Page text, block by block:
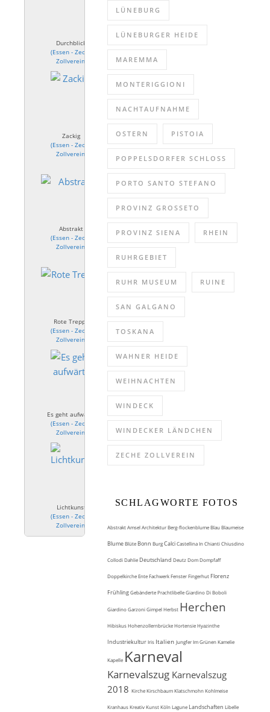
Durchblick
(Essen - Zeche
Zollverein
Zackig
(Essen - Zeche
Zollverein
Abstrakt
(Essen - Zeche
Zollverein
Rote Treppe
(Essen - Zeche
Zollverein
Es geht aufwärts
(Essen - Zeche
Zollverein
Lichtkunst
(Essen - Zeche
Zollverein
LÜNEBURG
LÜNEBURGER HEIDE
MAREMMA
MONTERIGGIONI
NACHTAUFNAHME
OSTERN PISTOIA
POPPELSDORFER SCHLOSS
PORTO SANTO STEFANO
PROVINZ GROSSETO
PROVINZ SIENA RHEIN
RUHRGEBIET
RUHR MUSEUM RUINE
SAN GALGANO
TOSKANA
WAHNER HEIDE
WEIHNACHTEN
WINDECK
WINDECKER LÄNDCHEN
ZECHE ZOLLVEREIN
SCHLAGWORTE FOTOS
AbstraktAmselArchitekturBerg-flockenblumeBlauBlaumeise
BlumeBlüte Bonn BurgCalciCastellina In ChiantiChiusdino
CollodiDahlie Deutschland DeutzDomDompfaff
DoppelkircheEnteFachwerkFensterFingerhut Florenz
FrühlingGebänderte PrachtlibelleGiardino Di Boboli
Giardino GarzoniGimpelHerbst Herchen
HibiskusHohenzollernbrückeHortensieHyazinthe
IndustriekulturIris Italien Jungfer Im GrünenKamelie
Kapelle Karneval
Karnevalszug Karnevalszug
2018 KircheKirschbaumKlatschmohnKohlmeise
KranhausKreativKunstKölnLagune Landschaften Libelle